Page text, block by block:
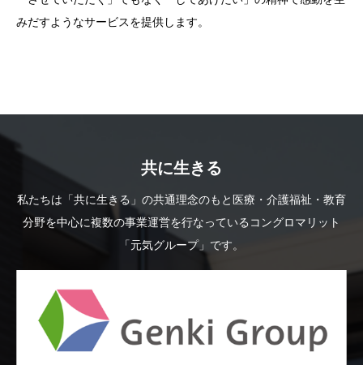
みだすようなサービスを提供します。
共に生きる
私たちは「共に生きる」の共通理念のもと医療・介護福祉・教育
分野を中心に複数の事業運営を行なっているコングロマリット
「元気グループ」です。